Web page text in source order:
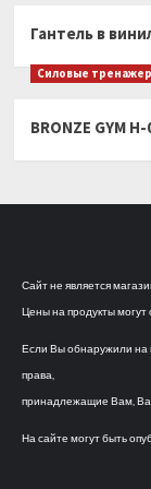
Гантель в
Силовые
BRONZE GYM
Сайт не является
Цены на продукты могут
Если Вы обнаружили на
права,
принадлежащие Вам,
На сайте могут быть